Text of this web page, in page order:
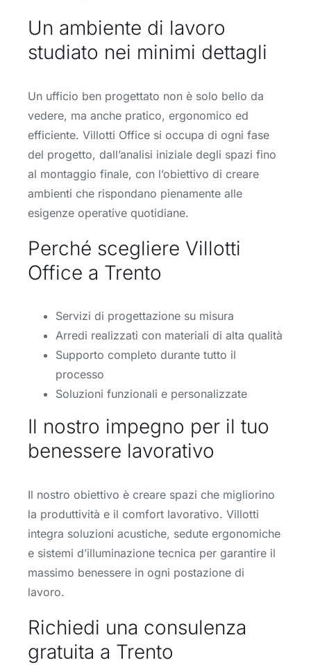
Un ambiente di lavoro
studiato nei minimi dettagli
Un ufficio ben progettato non è solo bello da
vedere, ma anche pratico, ergonomico ed
efficiente. Villotti Office si occupa di ogni fase
del progetto, dall’analisi iniziale degli spazi fino
al montaggio finale, con l’obiettivo di creare
ambienti che rispondano pienamente alle
esigenze operative quotidiane.
Perché scegliere Villotti
Office a Trento
Servizi di progettazione su misura
Arredi realizzati con materiali di alta qualità
Supporto completo durante tutto il
processo
Soluzioni funzionali e personalizzate
Il nostro impegno per il tuo
benessere lavorativo
Il nostro obiettivo è creare spazi che migliorino
la produttività e il comfort lavorativo. Villotti
integra soluzioni acustiche, sedute ergonomiche
e sistemi d’illuminazione tecnica per garantire il
massimo benessere in ogni postazione di
lavoro.
Richiedi una consulenza
gratuita a Trento